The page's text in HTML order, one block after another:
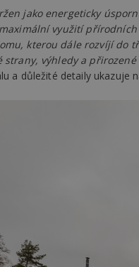
jako energeticky
využití
kterou dále rozvíjí do
strany, výhledy a
a důležité detaily ukazuje